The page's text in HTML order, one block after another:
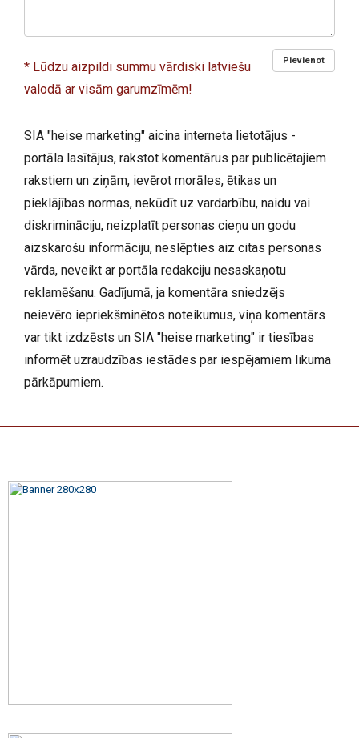
Pievienot
* Lūdzu aizpildi summu vārdiski latviešu
valodā ar visām garumzīmēm!
SIA "heise marketing" aicina interneta lietotājus -
portāla lasītājus, rakstot komentārus par publicētajiem
rakstiem un ziņām, ievērot morāles, ētikas un
pieklājības normas, nekūdīt uz vardarbību, naidu vai
diskrimināciju, neizplatīt personas cieņu un godu
aizskarošu informāciju, neslēpties aiz citas personas
vārda, neveikt ar portāla redakciju nesaskaņotu
reklamēšanu. Gadījumā, ja komentāra sniedzējs
neievēro iepriekšminētos noteikumus, viņa komentārs
var tikt izdzēsts un SIA "heise marketing" ir tiesības
informēt uzraudzības iestādes par iespējamiem likuma
pārkāpumiem.